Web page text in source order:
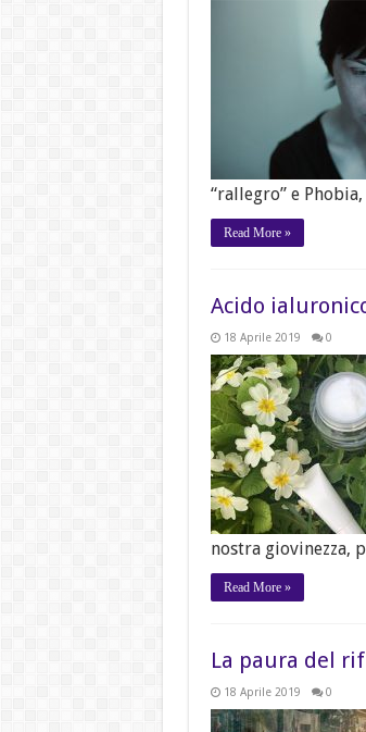
“rallegro” e
Read More »
Acido
18 Aprile 2019 0
nostra giovinezza,
Read More »
La paura del
18 Aprile 2019 0